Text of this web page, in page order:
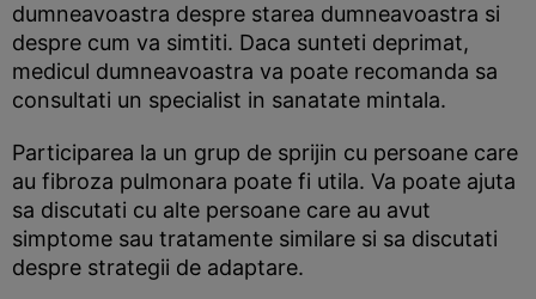
dumneavoastra despre starea dumneavoastra si
despre cum va simtiti. Daca sunteti deprimat,
medicul dumneavoastra va poate recomanda sa
consultati un specialist in sanatate mintala.
Participarea la un grup de sprijin cu persoane care
au fibroza pulmonara poate fi utila. Va poate ajuta
sa discutati cu alte persoane care au avut
simptome sau tratamente similare si sa discutati
despre strategii de adaptare.